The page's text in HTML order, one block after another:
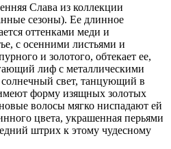
Слава из коллекции
сезоны). Ее длинное
оттенками меди и
с осенними листьями и
и золотого, обтекает ее,
лиф с металлическими
свет, танцующий в
форму изящных золотых
волосы мягко ниспадают ей
цвета, украшенная перьями
штрих к этому чудесному